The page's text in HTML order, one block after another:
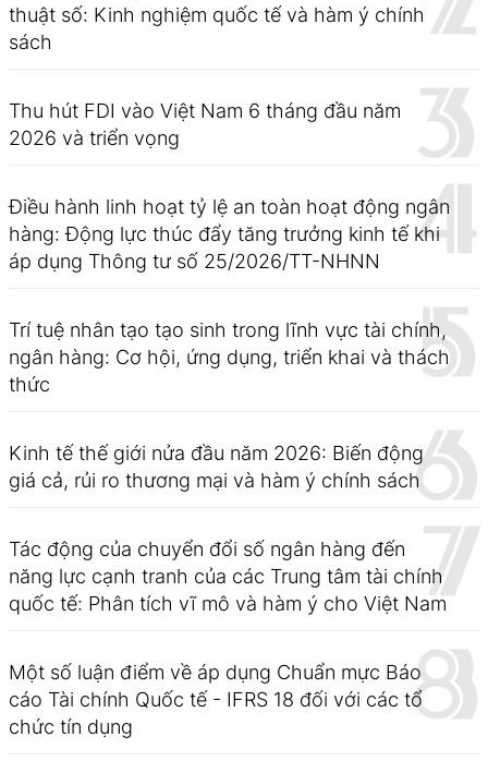
thuật số: Kinh nghiệm quốc tế và hàm ý chính
sách
Thu hút FDI vào Việt Nam 6 tháng đầu năm
2026 và triển vọng
Điều hành linh hoạt tỷ lệ an toàn hoạt động ngân
hàng: Động lực thúc đẩy tăng trưởng kinh tế khi
áp dụng Thông tư số 25/2026/TT-NHNN
Trí tuệ nhân tạo tạo sinh trong lĩnh vực tài chính,
ngân hàng: Cơ hội, ứng dụng, triển khai và thách
thức
Kinh tế thế giới nửa đầu năm 2026: Biến động
giá cả, rủi ro thương mại và hàm ý chính sách
Tác động của chuyển đổi số ngân hàng đến
năng lực cạnh tranh của các Trung tâm tài chính
quốc tế: Phân tích vĩ mô và hàm ý cho Việt Nam
Một số luận điểm về áp dụng Chuẩn mực Báo
cáo Tài chính Quốc tế - IFRS 18 đối với các tổ
chức tín dụng